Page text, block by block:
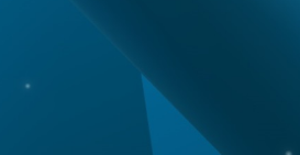
wie Dominosteine fallen", warnt der